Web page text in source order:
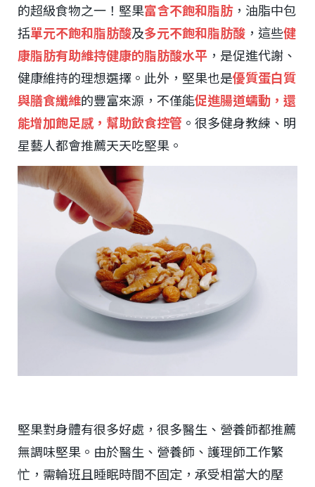
的超級食物之一！堅果富含不飽和脂肪，油脂中包
括單元不飽和脂肪酸及多元不飽和脂肪酸 ，這些健
康脂肪有助維持健康的脂肪酸水平 ，是促進代謝、
健康維持的理想選擇。此外，堅果也是優質蛋白質
與膳食纖維的豐富來源，不僅能促進腸道蠕動，還
能增加飽足感，幫助飲食控管 。很多健身教練、明
星藝人都會推薦天天吃堅果。
堅果對身體有很多好處，很多醫生、營養師都推薦
無調味堅果。由於醫生、營養師、護理師工作繁
忙，需輪班且睡眠時間不固定，承受相當大的壓